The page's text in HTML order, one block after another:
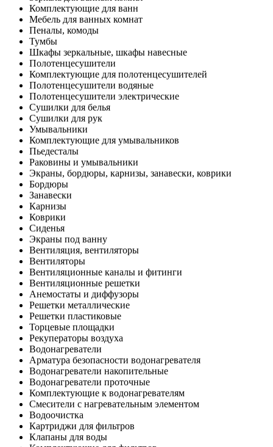
Комплектующие для ванн
Мебель для ванных комнат
Пеналы, комоды
Тумбы
Шкафы зеркальные, шкафы навесные
Полотенцесушители
Комплектующие для полотенцесушителей
Полотенцесушители водяные
Полотенцесушители электрические
Сушилки для белья
Сушилки для рук
Умывальники
Комплектующие для умывальников
Пьедесталы
Раковины и умывальники
Экраны, бордюры, карнизы, занавески, коврики
Бордюры
Занавески
Карнизы
Коврики
Сиденья
Экраны под ванну
Вентиляция, вентиляторы
Вентиляторы
Вентиляционные каналы и фитинги
Вентиляционные решетки
Анемостаты и диффузоры
Решетки металлические
Решетки пластиковые
Торцевые площадки
Рекуператоры воздуха
Водонагреватели
Арматура безопасности водонагревателя
Водонагреватели накопительные
Водонагреватели проточные
Комплектующие к водонагревателям
Смесители с нагревательным элементом
Водоочистка
Картриджи для фильтров
Клапаны для воды